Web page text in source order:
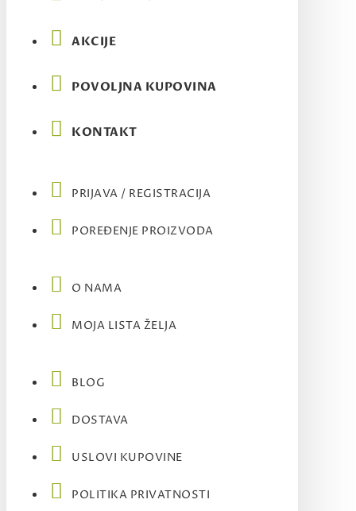
AKCIJE
POVOLJNA KUPOVINA
KONTAKT
PRIJAVA / REGISTRACIJA
POREĐENJE PROIZVODA
O NAMA
MOJA LISTA ŽELJA
BLOG
DOSTAVA
USLOVI KUPOVINE
POLITIKA PRIVATNOSTI